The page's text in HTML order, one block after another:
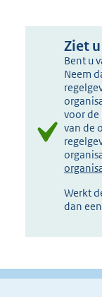
Ziet
Bent u
Neem
voor de
van de
Werkt
dan